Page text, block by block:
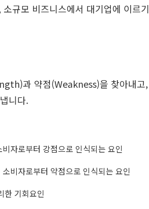
규모 비즈니스에서 대기업에 이르
과 약점(Weakness)을 찾아내고
니다.
자로부터 강점으로 인식되는 요인
비자로부터 약점으로 인식되는 요인
기회요인